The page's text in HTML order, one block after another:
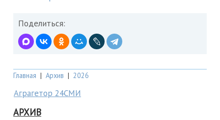
Поделиться:
Главная | Архив | 2026
Аграгетор 24СМИ
АРХИВ